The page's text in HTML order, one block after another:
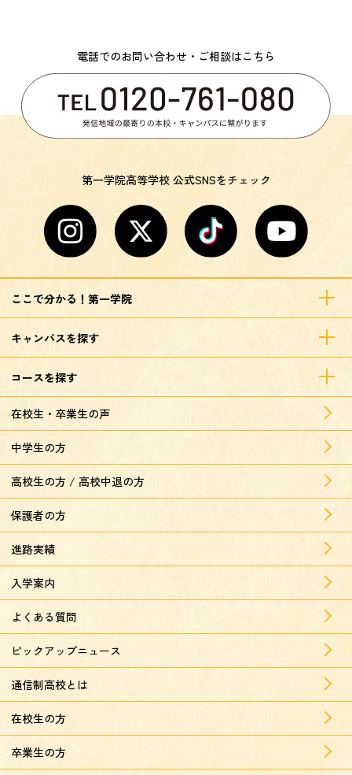
電話でのお問い合わせ・ご相談はこちら
第一学院高等学校 公式SNSをチェック
ここで分かる！第一学院
キャンパスを探す
コースを探す
在校生・卒業生の声
中学生の方
高校生の方 / 高校中退の方
保護者の方
進路実績
入学案内
よくある質問
ピックアップニュース
通信制高校とは
在校生の方
卒業生の方